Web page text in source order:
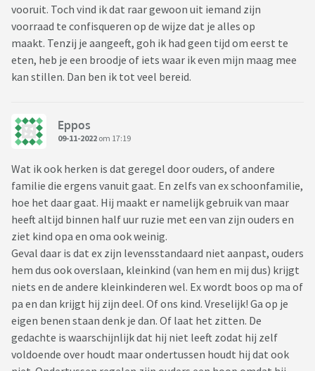
vooruit. Toch vind ik dat raar gewoon uit iemand zijn
voorraad te confisqueren op de wijze dat je alles op
maakt. Tenzij je aangeeft, goh ik had geen tijd om eerst te
eten, heb je een broodje of iets waar ik even mijn maag mee
kan stillen. Dan ben ik tot veel bereid.
Eppos
09-11-2022 om 17:19
Wat ik ook herken is dat geregel door ouders, of andere
familie die ergens vanuit gaat. En zelfs van ex schoonfamilie,
hoe het daar gaat. Hij maakt er namelijk gebruik van maar
heeft altijd binnen half uur ruzie met een van zijn ouders en
ziet kind opa en oma ook weinig.
Geval daar is dat ex zijn levensstandaard niet aanpast, ouders
hem dus ook overslaan, kleinkind (van hem en mij dus) krijgt
niets en de andere kleinkinderen wel. Ex wordt boos op ma of
pa en dan krijgt hij zijn deel. Of ons kind. Vreselijk! Ga op je
eigen benen staan denk je dan. Of laat het zitten. De
gedachte is waarschijnlijk dat hij niet leeft zodat hij zelf
voldoende over houdt maar ondertussen houdt hij dat ook